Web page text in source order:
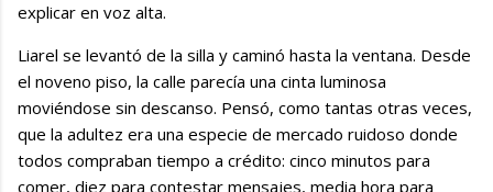
explicar en voz alta.
Liarel se levantó de la silla y caminó hasta la ventana. Desde
el noveno piso, la calle parecía una cinta luminosa
moviéndose sin descanso. Pensó, como tantas otras veces,
que la adultez era una especie de mercado ruidoso donde
todos compraban tiempo a crédito: cinco minutos para
comer, diez para contestar mensajes, media hora para